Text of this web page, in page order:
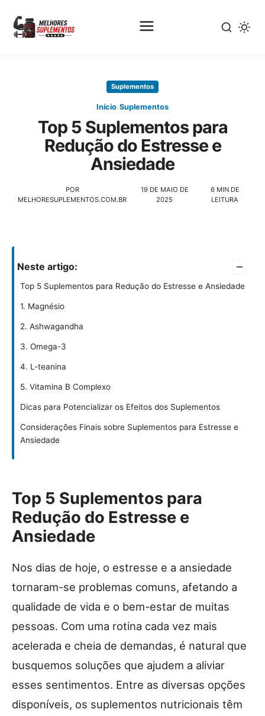
principal
Suplementos
Início›Suplementos
Top 5 Suplementos para
Redução do Estresse e
Ansiedade
POR
MELHORESUPLEMENTOS.COM.BR
19 DE MAIO DE
2025
6 MIN DE
LEITURA
Neste artigo: –
Top 5 Suplementos para Redução do Estresse e Ansiedade
1. Magnésio
2. Ashwagandha
3. Omega-3
4. L-teanina
5. Vitamina B Complexo
Dicas para Potencializar os Efeitos dos Suplementos
Considerações Finais sobre Suplementos para Estresse e
Ansiedade
Top 5 Suplementos para
Redução do Estresse e
Ansiedade
Nos dias de hoje, o estresse e a ansiedade
tornaram-se problemas comuns, afetando a
qualidade de vida e o bem-estar de muitas
pessoas. Com uma rotina cada vez mais
acelerada e cheia de demandas, é natural que
busquemos soluções que ajudem a aliviar
esses sentimentos. Entre as diversas opções
disponíveis, os suplementos nutricionais têm